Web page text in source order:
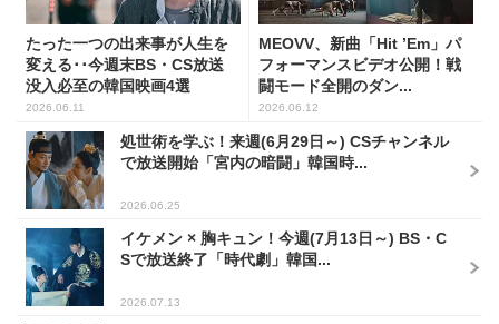
たった一つの出来事が人生を
変える･･今週末BS・CS放送
没入必至の韓国映画4選
2026.06.11
MEOVV、新曲「Hit ’Em」パ
フォーマンスビデオ公開！戦
闘モード全開のダン...
2026.06.12
処世術を学ぶ！来週(6月29日～) CSチャンネル
で放送開始「宮内の暗闘」韓国時...
2026.06.25
イケメン × 胸キュン！今週(7月13日～) BS・C
Sで放送終了「時代劇」韓国...
2026.07.13